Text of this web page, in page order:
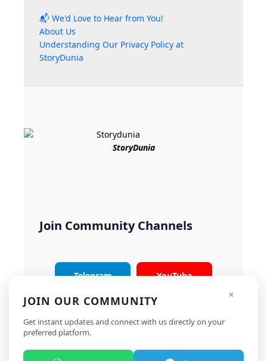
×
JOIN OUR COMMUNITY
Get instant updates and connect with us directly on your
preferred platform.
📬 We'd Love to Hear from You!
About Us
Understanding Our Privacy Policy at
StoryDunia
StoryDunia
Join Community Channels
Telegram YouTube